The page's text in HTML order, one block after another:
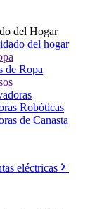
del Hogar
del hogar
de Ropa
Robóticas
de Canasta
eléctricas